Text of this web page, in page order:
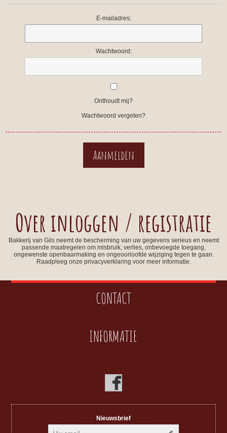
E-mailadres:
Wachtwoord:
Onthoudt mij?
Wachtwoord vergeten?
Over inloggen / registratie
Bakkerij van Gils neemt de bescherming van uw gegevens serieus en neemt
passende maatregelen om misbruik, verlies, onbevoegde toegang,
ongewenste openbaarmaking en ongeoorloofde wijziging tegen te gaan.
Raadpleeg onze privacyverklaring voor meer informatie.
CONTACT
INFORMATIE
Nieuwsbrief